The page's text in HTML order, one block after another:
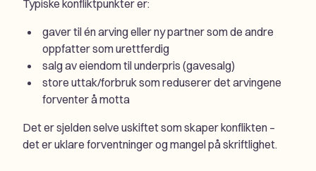
Typiske konfliktpunkter er:
gaver til én arving eller ny partner som de andre
oppfatter som urettferdig
salg av eiendom til underpris (gavesalg)
store uttak/forbruk som reduserer det arvingene
forventer å motta
Det er sjelden selve uskiftet som skaper konflikten –
det er uklare forventninger og mangel på skriftlighet.